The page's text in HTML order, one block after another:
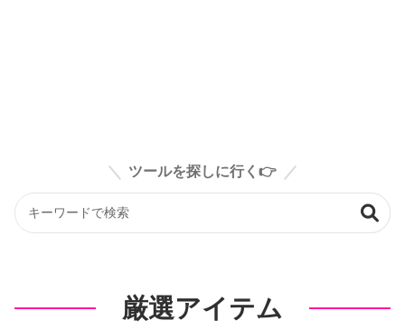
ツールを探しに行く👉
厳選アイテム